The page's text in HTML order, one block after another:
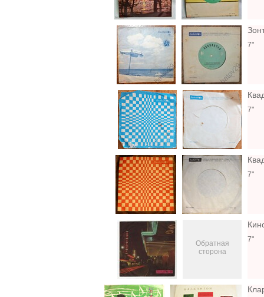
7"
7"
7"
Обратная
сторона
7"